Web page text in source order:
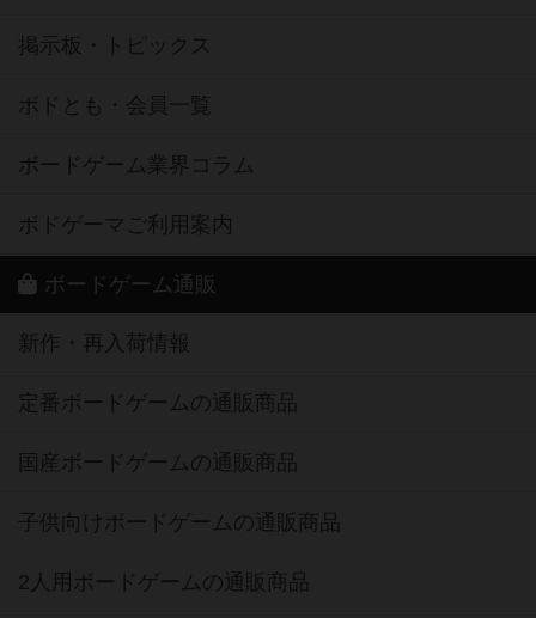
掲示板・トピックス
ボドとも・会員一覧
ボードゲーム業界コラム
ボドゲーマご利用案内
ボードゲーム通販
新作・再入荷情報
定番ボードゲームの通販商品
国産ボードゲームの通販商品
子供向けボードゲームの通販商品
2人用ボードゲームの通販商品